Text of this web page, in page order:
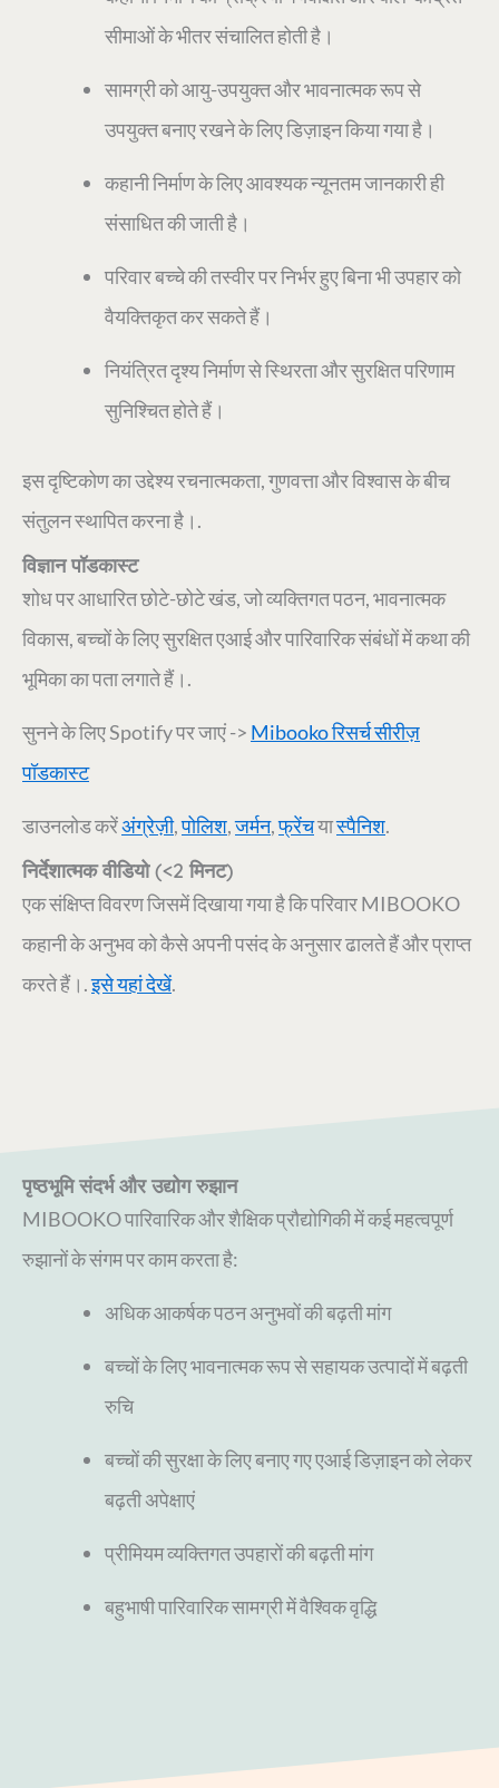
सीमाओं के भीतर संचालित होती है।
सामग्री को आयु-उपयुक्त और भावनात्मक रूप से
उपयुक्त बनाए रखने के लिए डिज़ाइन किया गया है।
कहानी निर्माण के लिए आवश्यक न्यूनतम जानकारी ही
संसाधित की जाती है।
परिवार बच्चे की तस्वीर पर निर्भर हुए बिना भी उपहार को
वैयक्तिकृत कर सकते हैं।
नियंत्रित दृश्य निर्माण से स्थिरता और सुरक्षित परिणाम
सुनिश्चित होते हैं।
इस दृष्टिकोण का उद्देश्य रचनात्मकता, गुणवत्ता और विश्वास के बीच
संतुलन स्थापित करना है।.
विज्ञान पॉडकास्ट
शोध पर आधारित छोटे-छोटे खंड, जो व्यक्तिगत पठन, भावनात्मक
विकास, बच्चों के लिए सुरक्षित एआई और पारिवारिक संबंधों में कथा की
भूमिका का पता लगाते हैं।.
सुनने के लिए Spotify पर जाएं -> Mibooko रिसर्च सीरीज़
पॉडकास्ट
डाउनलोड करेंअंग्रेज़ी,पोलिश,जर्मन,फ्रेंचयास्पैनिश.
निर्देशात्मक वीडियो (<2 मिनट)
एक संक्षिप्त विवरण जिसमें दिखाया गया है कि परिवार MIBOOKO
कहानी के अनुभव को कैसे अपनी पसंद के अनुसार ढालते हैं और प्राप्त
करते हैं।.इसे यहां देखें.
पृष्ठभूमि संदर्भ और उद्योग रुझान
MIBOOKO पारिवारिक और शैक्षिक प्रौद्योगिकी में कई महत्वपूर्ण
रुझानों के संगम पर काम करता है:
अधिक आकर्षक पठन अनुभवों की बढ़ती मांग
बच्चों के लिए भावनात्मक रूप से सहायक उत्पादों में बढ़ती
रुचि
बच्चों की सुरक्षा के लिए बनाए गए एआई डिज़ाइन को लेकर
बढ़ती अपेक्षाएं
प्रीमियम व्यक्तिगत उपहारों की बढ़ती मांग
बहुभाषी पारिवारिक सामग्री में वैश्विक वृद्धि